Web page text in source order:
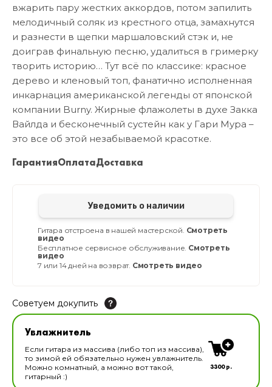
вжарить пару жестких аккордов, потом запилить
мелодичный соляк из крестного отца, замахнутся
и разнести в щепки маршаловский стэк и, не
доиграв финальную песню, удалиться в гримерку
творить историю… Тут всё по классике: красное
дерево и кленовый топ, фанатично исполненная
инкарнация американской легенды от японской
компании Burny. Жирные флажолеты в духе Закка
Вайлда и бесконечный сустейн как у Гари Мура –
это все об этой незабываемой красотке.
ГарантияОплатаДоставка
Уведомить о наличии
Гитара отстроена в нашей мастерской. Смотреть
видео
Бесплатное сервисное обслуживание. Смотреть
видео
7 или 14 дней на возврат. Смотреть видео
Советуем докупить
Увлажнитель для музыкальных инструментов
В наличии
Увлажнитель
Если гитара из массива (либо топ из массива),
то зимой ей обязательно нужен увлажнитель.
Можно комнатный, а можно вот такой,
гитарный :)
3300 р.